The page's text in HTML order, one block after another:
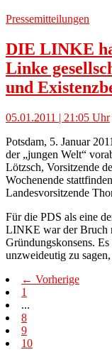
Pressemitteilungen
DIE LINKE
Linke
und
05.01.2011 | 21:05 Uhr
Potsdam, 5. Januar
der „jungen Welt“
Lötzsch, Vorsitzende
Wochenende
Landesvorsitzende
Für die PDS als eine
LINKE war der Bruch
Gründungskonsens.
unzweideutig zu
← Vorherige
1
...
8
9
10